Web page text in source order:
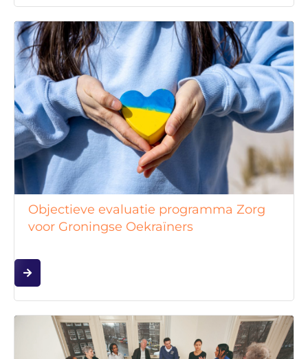
Objectieve evaluatie programma Zorg
voor Groningse Oekraïners